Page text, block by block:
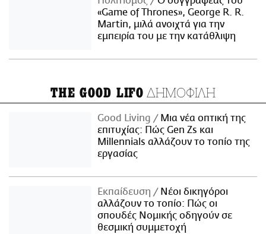
«Game of Thrones», George R. R.
Martin, μιλά ανοιχτά για την
εμπειρία του με την κατάθλιψη
THE GOOD LIFO ΔΗΜΟΦΙΛΗ
Good Living
Μια νέα οπτική της
επιτυχίας: Πώς Gen Zs και
Millennials αλλάζουν το τοπίο της
εργασίας
Εκπαίδευση
Νέοι δικηγόροι
αλλάζουν το τοπίο: Πώς οι
σπουδές Νομικής οδηγούν σε
θεσμική συμμετοχή